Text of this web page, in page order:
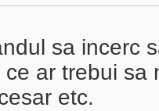
sa incerc
ce ar trebui
etc.